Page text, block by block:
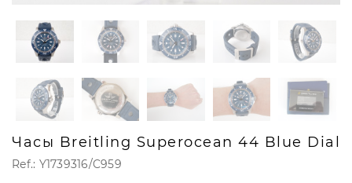
Часы Breitling Superocean 44 Blue Dial
Ref.: Y1739316/C959